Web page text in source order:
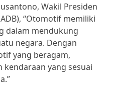
Wakil Presiden
“Otomotif memiliki
dalam mendukung
negara. Dengan
yang beragam,
yang sesuai